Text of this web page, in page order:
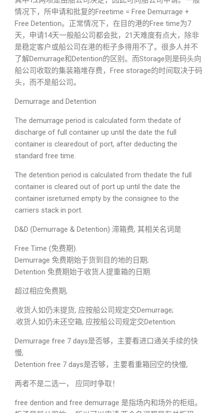
情况下，所申请和批复的Freetime = Free Demurrage +
Free Detention。正常情况下，在目的港的Free time为7
天，申请14天一般船公司都会批，21天难度有点大，除非
是稳定客户或船公司在港的柜子多得用不了。很多人并不
了解Demurrage和Detention的区别。而Storage则是码头向
船公司收取的集装箱堆存费，Free storage的时间取决于码
头，而不是船公司。
Demurrage and Detention
The demurrage period is calculated form thedate of
discharge of full container up until the date the full
container is clearedout of port, after deducting the
standard free time.
The detention period is calculated from thedate the full
container is cleared out of port up until the date the
container isreturned empty by the consignee to the
carriers stack in port.
D&D (Demurrage & Detention) 滞箱费, 其相关名词是
Free Time (免费期).
Demurrage 免费期始于货到目的地的日期;
Detention 免费期始于收货人提重箱的日期.
超过相应免费期,
.收货人如仍未提货, 应按船公司规定交Demurrage;
.收货人如仍未还空箱, 应按船公司规定交Detention.
Demurrage free 7 days是否够，主要看进口通关手续的快
慢,
Detention free 7 days是否够，主要看重箱回空的快慢,
两者不是二选一， 应同时争取！
free dention and free demurrage 是指场内和场外的柜组。